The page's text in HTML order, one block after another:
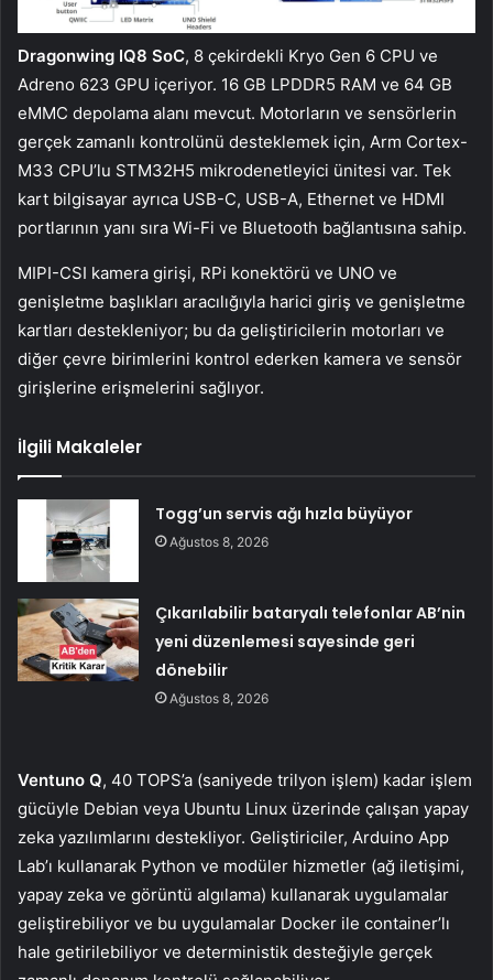
Dragonwing IQ8 SoC, 8 çekirdekli Kryo Gen 6 CPU ve
Adreno 623 GPU içeriyor. 16 GB LPDDR5 RAM ve 64 GB
eMMC depolama alanı mevcut. Motorların ve sensörlerin
gerçek zamanlı kontrolünü desteklemek için, Arm Cortex-
M33 CPU’lu STM32H5 mikrodenetleyici ünitesi var. Tek
kart bilgisayar ayrıca USB-C, USB-A, Ethernet ve HDMI
portlarının yanı sıra Wi-Fi ve Bluetooth bağlantısına sahip.
MIPI-CSI kamera girişi, RPi konektörü ve UNO ve
genişletme başlıkları aracılığıyla harici giriş ve genişletme
kartları destekleniyor; bu da geliştiricilerin motorları ve
diğer çevre birimlerini kontrol ederken kamera ve sensör
girişlerine erişmelerini sağlıyor.
İlgili Makaleler
Togg’un servis ağı hızla büyüyor
Ağustos 8, 2026
Çıkarılabilir bataryalı telefonlar AB’nin
yeni düzenlemesi sayesinde geri
dönebilir
Ağustos 8, 2026
Ventuno Q, 40 TOPS’a (saniyede trilyon işlem) kadar işlem
gücüyle Debian veya Ubuntu Linux üzerinde çalışan yapay
zeka yazılımlarını destekliyor. Geliştiriciler, Arduino App
Lab’ı kullanarak Python ve modüler hizmetler (ağ iletişimi,
yapay zeka ve görüntü algılama) kullanarak uygulamalar
geliştirebiliyor ve bu uygulamalar Docker ile container’lı
hale getirilebiliyor ve deterministik desteğiyle gerçek